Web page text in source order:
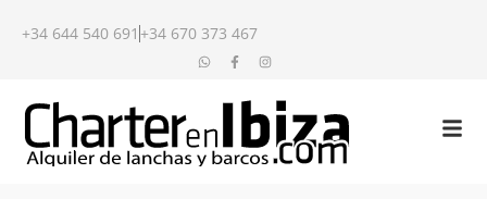
+34 644 540 691 +34 670 373 467